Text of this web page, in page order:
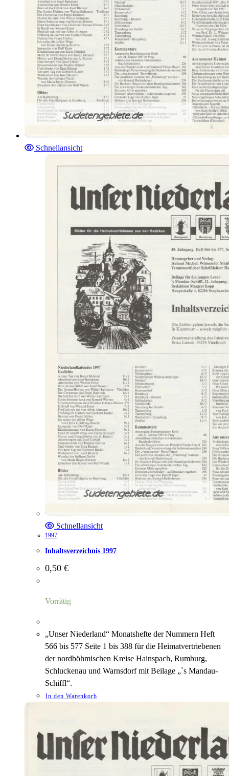
Schnellansicht
Schnellansicht
1997
Inhaltsverzeichnis 1997
0,50 €
Vorrätig
„Unser Niederland“ Monatshefte der Nummern Heft
566 bis 577 Seite 1 bis 388 für die Heimatvertriebenen
der nordböhmischen Kreise Hainspach, Rumburg,
Schluckenau und Warnsdorf mit Beilage „`s Mandau-
Schiffl“.
In den Warenkorb